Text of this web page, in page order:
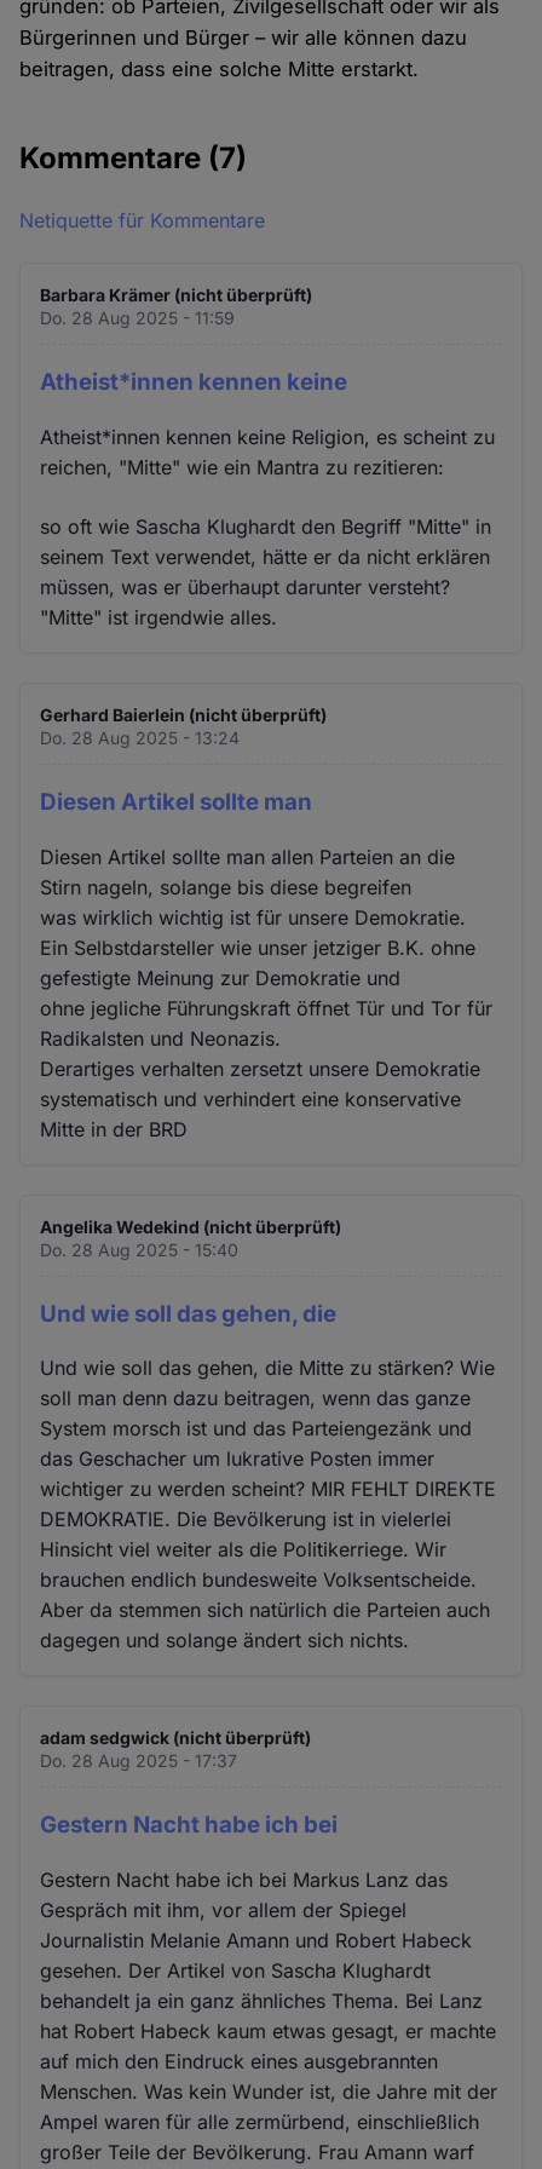
gründen: ob Parteien, Zivilgesellschaft oder wir als
Bürgerinnen und Bürger – wir alle können dazu
beitragen, dass eine solche Mitte erstarkt.
Kommentare (7)
Netiquette für Kommentare
Barbara Krämer (nicht überprüft)
Do. 28 Aug 2025 - 11:59
Atheist*innen kennen keine
Atheist*innen kennen keine Religion, es scheint zu
reichen, "Mitte" wie ein Mantra zu rezitieren:
so oft wie Sascha Klughardt den Begriff "Mitte" in
seinem Text verwendet, hätte er da nicht erklären
müssen, was er überhaupt darunter versteht?
"Mitte" ist irgendwie alles.
Gerhard Baierlein (nicht überprüft)
Do. 28 Aug 2025 - 13:24
Diesen Artikel sollte man
Diesen Artikel sollte man allen Parteien an die
Stirn nageln, solange bis diese begreifen
was wirklich wichtig ist für unsere Demokratie.
Ein Selbstdarsteller wie unser jetziger B.K. ohne
gefestigte Meinung zur Demokratie und
ohne jegliche Führungskraft öffnet Tür und Tor für
Radikalsten und Neonazis.
Derartiges verhalten zersetzt unsere Demokratie
systematisch und verhindert eine konservative
Mitte in der BRD
Angelika Wedekind (nicht überprüft)
Do. 28 Aug 2025 - 15:40
Und wie soll das gehen, die
Und wie soll das gehen, die Mitte zu stärken? Wie
soll man denn dazu beitragen, wenn das ganze
System morsch ist und das Parteiengezänk und
das Geschacher um lukrative Posten immer
wichtiger zu werden scheint? MIR FEHLT DIREKTE
DEMOKRATIE. Die Bevölkerung ist in vielerlei
Hinsicht viel weiter als die Politikerriege. Wir
brauchen endlich bundesweite Volksentscheide.
Aber da stemmen sich natürlich die Parteien auch
dagegen und solange ändert sich nichts.
adam sedgwick (nicht überprüft)
Do. 28 Aug 2025 - 17:37
Gestern Nacht habe ich bei
Gestern Nacht habe ich bei Markus Lanz das
Gespräch mit ihm, vor allem der Spiegel
Journalistin Melanie Amann und Robert Habeck
gesehen. Der Artikel von Sascha Klughardt
behandelt ja ein ganz ähnliches Thema. Bei Lanz
hat Robert Habeck kaum etwas gesagt, er machte
auf mich den Eindruck eines ausgebrannten
Menschen. Was kein Wunder ist, die Jahre mit der
Ampel waren für alle zermürbend, einschließlich
großer Teile der Bevölkerung. Frau Amann warf